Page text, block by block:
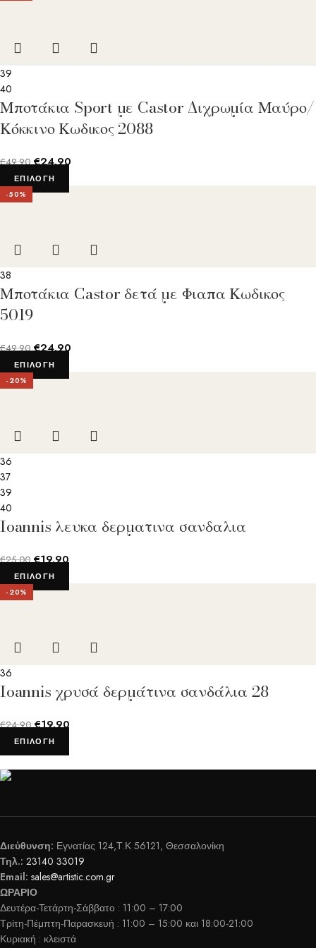
39
40
Μποτάκια Sport με Castor Διχρωμία Μαύρο/
Κόκκινο Κωδικος 2088
€49.90 €24.90
ΕΠΙΛΟΓΉ
-50%
38
Μποτάκια Castor δετά με Φιαπα Κωδικος
5019
€49.90 €24.90
ΕΠΙΛΟΓΉ
-20%
36
37
39
40
Ioannis λευκα δερματινα σανδαλια
€25.00 €19.90
ΕΠΙΛΟΓΉ
-20%
36
Ioannis χρυσά δερμάτινα σανδάλια 28
€24.90 €19.90
ΕΠΙΛΟΓΉ
Διεύθυνση: Εγνατίας 124,Τ.Κ 56121, Θεσσαλονίκη
Τηλ.: 23140 33019
Email: sales@artistic.com.gr
ΩΡΑΡΙΟ
Δευτέρα-Τετάρτη-Σάββατο : 11:00 – 17:00
Τρίτη-Πέμπτη-Παρασκευή : 11:00 – 15:00 και 18:00-21:00
Κυριακή : κλειστά